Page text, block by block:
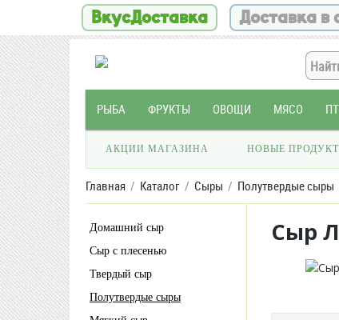
ВкусДоставка Доставка в
РЫБА ФРУКТЫ ОВОЩИ МЯСО
АКЦИИ МАГАЗИНА НОВЫЕ
Главная Каталог Сыры Полутвердые сыры
Домашний сыр
Сыр с плесенью
Твердый сыр
Полутвердые сыры
Сыр